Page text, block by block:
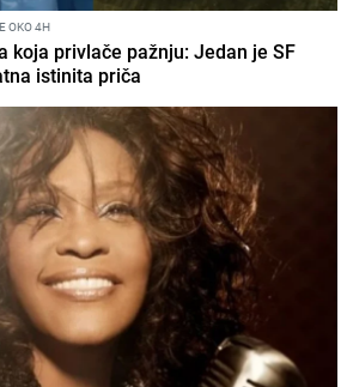
OKO 4H
koja privlače pažnju: Jedan je SF
istinita priča